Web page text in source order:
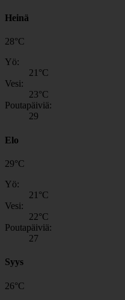
Heinä
28°C
Yö:
21°C
Vesi:
23°C
Poutapäiviä:
29
Elo
29°C
Yö:
21 °C
Vesi:
22°C
Poutapäiviä:
27
Syys
26°C